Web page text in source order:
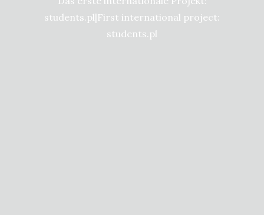
students.pl|First international project:
students.pl